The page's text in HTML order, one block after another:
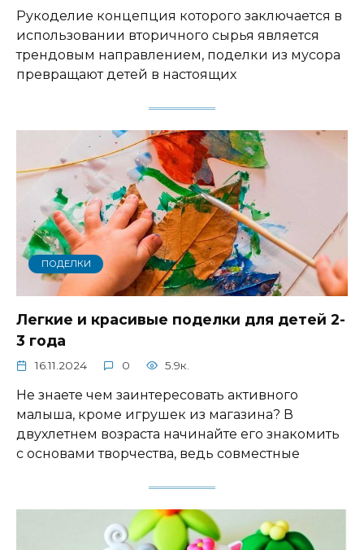
Рукоделие концепция которого заключается в
использовании вторичного сырья является
трендовым направлением, поделки из мусора
превращают детей в настоящих
ПОДЕЛКИ
Легкие и красивые поделки для детей 2-
3 года
16.11.2024 0 5.9к.
Не знаете чем заинтересовать активного
малыша, кроме игрушек из магазина? В
двухлетнем возраста начинайте его знакомить
с основами творчества, ведь совместные